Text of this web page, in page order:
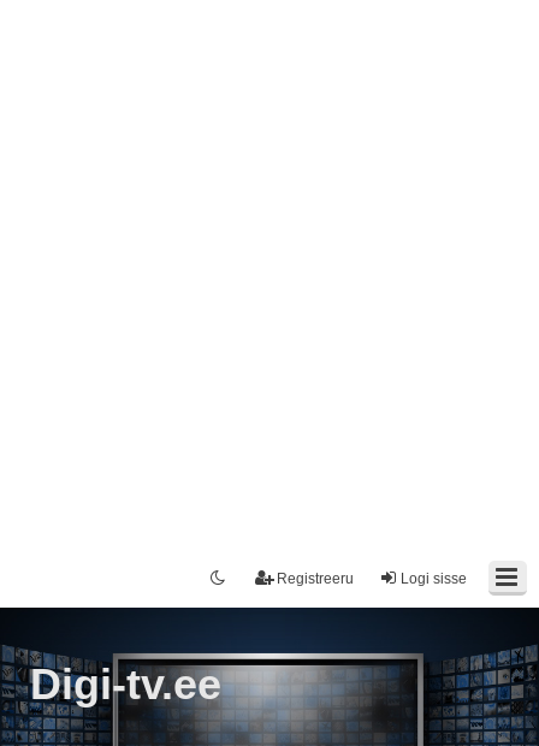
Logi sisse
Registreeru
Digi-tv.ee